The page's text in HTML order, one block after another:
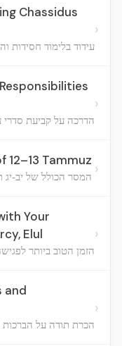
Chassidus
עידוד בלימוד חסידות
›
הדרכה על קביעת סדרי
›
12–13 Tammuz
המסר הכולל של יב-יג ›
Your
Elul
הזמן הטוב ביותר
›
and
הכרת תודה על
›